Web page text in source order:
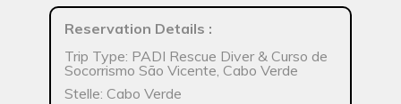
Reservation Details :
Trip Type: PADI Rescue Diver & Curso de
Socorrismo São Vicente, Cabo Verde
Stelle: Cabo Verde